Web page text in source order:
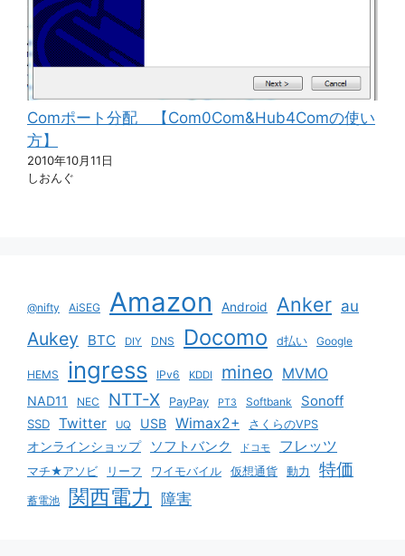
Comポート分配 【Com0Com&Hub4Comの使い
方】
2010年10月11日
しおんぐ
@nifty AiSEG Amazon Android Anker au
Aukey BTC DIY DNS Docomo d払い Google
HEMS ingress IPv6 KDDI mineo MVMO
NAD11 NEC NTT-X PayPay PT3 Softbank Sonoff
SSD Twitter UQ USB Wimax2+ さくらのVPS
オンラインショップ ソフトバンク ドコモ フレッツ
マチ★アソビ リーフ ワイモバイル 仮想通貨 動力 特価
蓄電池 関西電力 障害